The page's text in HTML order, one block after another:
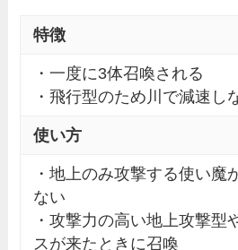
特徴
・一度に3体召喚される
・飛行型のため川で減速し
使い方
・地上のみ攻撃する使い魔
ない
・攻撃力の高い地上攻撃型
スが来たときに召喚